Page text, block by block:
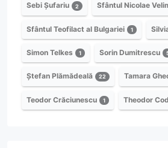
Sebi Șufariu 2 Sfântul Nicolae
Sfântul Teofilact al Bulgariei 1
Simon Telkes 1 Sorin Dumitrescu
Ștefan Plămădeală 22 Tamara
Teodor Crăciunescu 1 Theodor